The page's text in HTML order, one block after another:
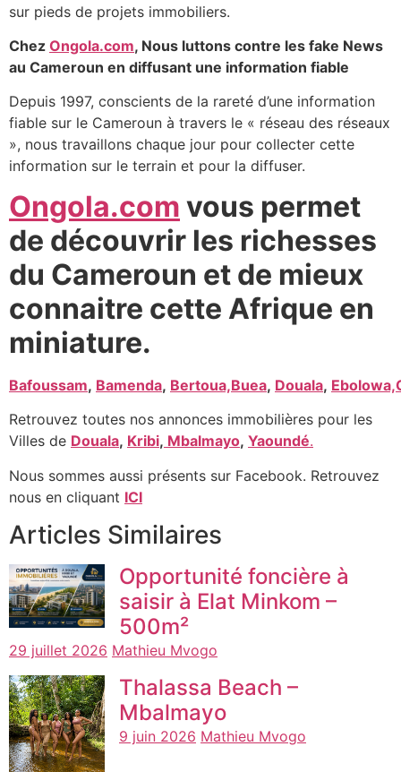
sur pieds de projets immobiliers.
Chez Ongola.com, Nous luttons contre les fake News
au Cameroun en diffusant une information fiable
Depuis 1997, conscients de la rareté d’une information
fiable sur le Cameroun à travers le « réseau des réseaux
», nous travaillons chaque jour pour collecter cette
information sur le terrain et pour la diffuser.
Ongola.com vous permet
de découvrir les richesses
du Cameroun et de mieux
connaitre cette Afrique en
miniature.
Bafoussam, Bamenda, Bertoua,Buea, Douala, Ebolowa,
Retrouvez toutes nos annonces immobilières pour les
Villes de Douala, Kribi, Mbalmayo, Yaoundé.
Nous sommes aussi présents sur Facebook. Retrouvez
nous en cliquant ICI
Articles Similaires
Opportunité foncière à
saisir à Elat Minkom –
500m²
29 juillet 2026 Mathieu Mvogo
Thalassa Beach –
Mbalmayo
9 juin 2026 Mathieu Mvogo